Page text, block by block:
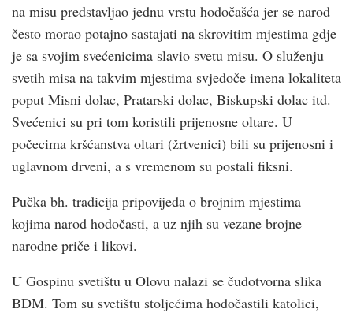
na misu predstavljao jednu vrstu hodočašća jer se narod
često morao potajno sastajati na skrovitim mjestima gdje
je sa svojim svećenicima slavio svetu misu. O služenju
svetih misa na takvim mjestima svjedoče imena lokaliteta
poput Misni dolac, Pratarski dolac, Biskupski dolac itd.
Svećenici su pri tom koristili prijenosne oltare. U
počecima kršćanstva oltari (žrtvenici) bili su prijenosni i
uglavnom drveni, a s vremenom su postali fiksni.
Pučka bh. tradicija pripovijeda o brojnim mjestima
kojima narod hodočasti, a uz njih su vezane brojne
narodne priče i likovi.
U Gospinu svetištu u Olovu nalazi se čudotvorna slika
BDM. Tom su svetištu stoljećima hodočastili katolici,